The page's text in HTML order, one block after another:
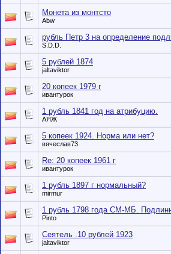
Монета из монтсто
Abw
рубль Петр 3 на определение
S.D.D.
5 рублей 1874
jaltaviktor
20 копеек 1979 г
ивантурок
1 рубль 1841 год на атрибуцию.
АЯЖ
5 копеек 1924. Норма или нет?
вячеслав73
Re: 20 копеек 1961 г
ивантурок
1 рубль 1897 г нормальный?
mirmur
1 рубль 1798 года СМ-МБ.
Pinto
Сеятель .10 рублей 1923
jaltaviktor